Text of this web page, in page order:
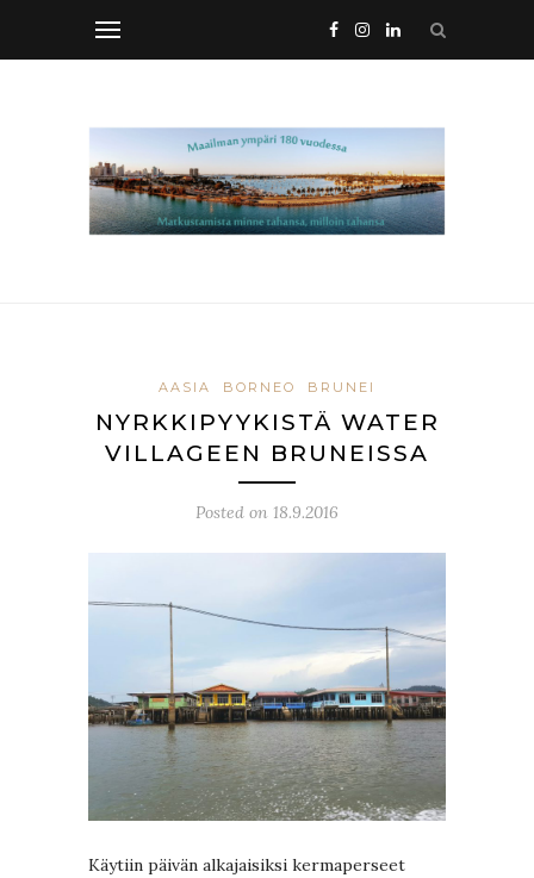
AASIA BORNEO BRUNEI
NYRKKIPYYKISTÄ WATER
VILLAGEEN BRUNEISSA
Posted on 18.9.2016
Käytiin päivän alkajaisiksi kermaperseet